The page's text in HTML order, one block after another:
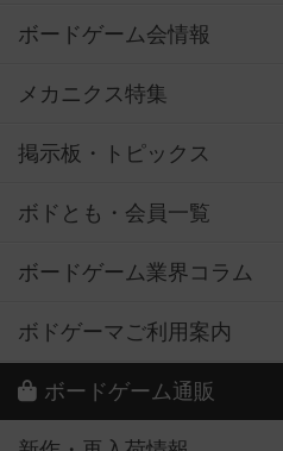
ボードゲーム会情報
メカニクス特集
掲示板・トピックス
ボドとも・会員一覧
ボードゲーム業界コラム
ボドゲーマご利用案内
ボードゲーム通販